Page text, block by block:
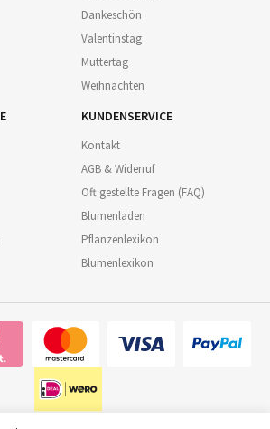
Dankeschön
Valentinstag
Muttertag
Weihnachten
KUNDENSERVICE
Kontakt
AGB & Widerruf
Oft gestellte Fragen (FAQ)
Blumenladen
Pflanzenlexikon
Blumenlexikon